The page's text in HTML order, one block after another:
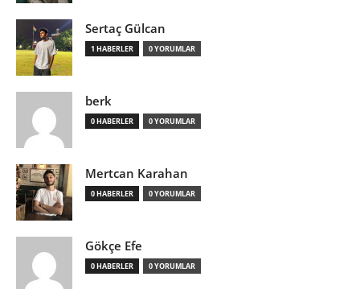
Sertaç Gülcan
1 HABERLER 0 YORUMLAR
berk
0 HABERLER 0 YORUMLAR
Mertcan Karahan
0 HABERLER 0 YORUMLAR
Gökçe Efe
0 HABERLER 0 YORUMLAR